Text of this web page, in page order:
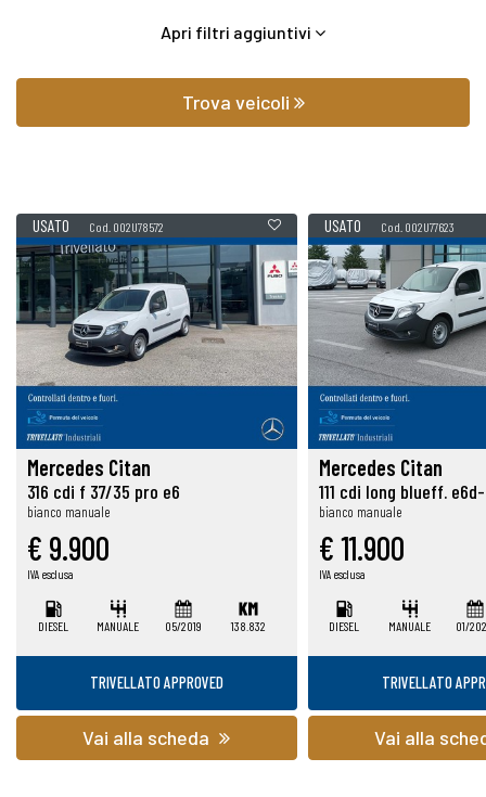
Oltre a conoscere il prezzo potrai scoprire gli
equipaggiamenti, le foto di interni ed esterni, le tipologie di
preventivo gratuito.
Apri filtri aggiuntivi
Trova veicoli
USATO Cod. 002U78572
Mercedes Citan
316 cdi f 37/35 pro e6
bianco manuale
€ 9.900
IVA esclusa
DIESEL MANUALE 05/2019 138.832
TRIVELLATO APPROVED
Vai alla scheda
USATO Cod. 002U77623
Mercedes Citan
111 cdi long blueff.
bianco manuale
€ 11.900
IVA esclusa
DIESEL MANUALE 01/
TRIVELLATO
Vai alla